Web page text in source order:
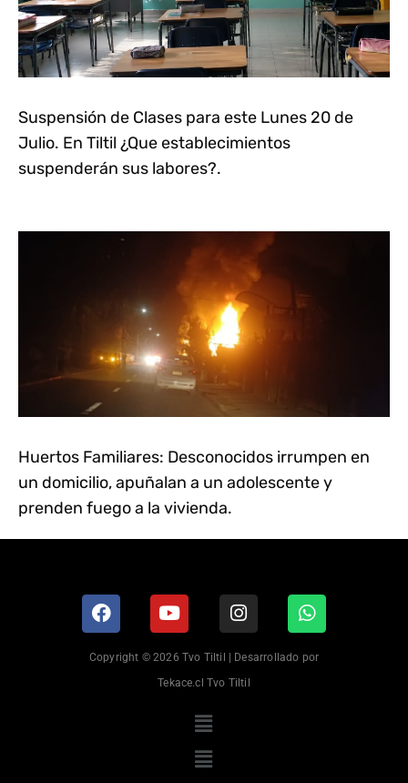
Suspensión de Clases para este Lunes 20 de
Julio. En Tiltil ¿Que establecimientos
suspenderán sus labores?.
Huertos Familiares: Desconocidos irrumpen en
un domicilio, apuñalan a un adolescente y
prenden fuego a la vivienda.
Copyright © 2026 Tvo Tiltil | Desarrollado por
Tekace.cl Tvo Tiltil